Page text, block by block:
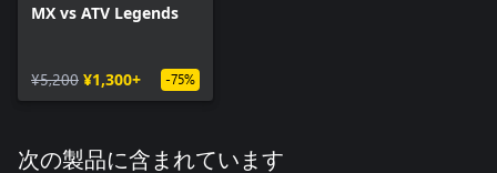
MX vs ATV Legends
¥5,200 ¥1,300+ -75%
次の製品に含まれています